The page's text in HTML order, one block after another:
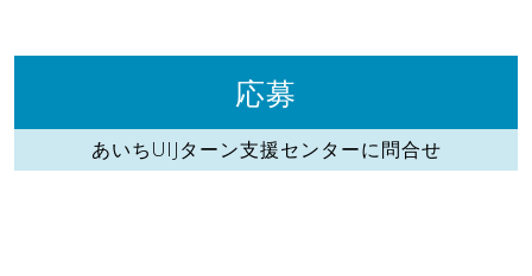
応募
あいちUIJターン支援センターに問合せ